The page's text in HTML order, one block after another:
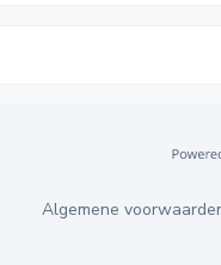
Algemene